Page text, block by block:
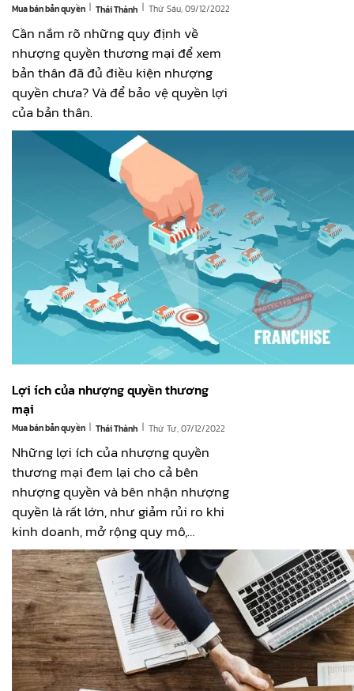
Mua bán bản quyền | Thái Thành | Thứ Sáu, 09/12/2022
Cần nắm rõ những quy định về
nhượng quyền thương mại để xem
bản thân đã đủ điều kiện nhượng
quyền chưa? Và để bảo vệ quyền lợi
của bản thân.
Lợi ích của nhượng quyền thương
mại
Mua bán bản quyền | Thái Thành | Thứ Tư, 07/12/2022
Những lợi ích của nhượng quyền
thương mại đem lại cho cả bên
nhượng quyền và bên nhận nhượng
quyền là rất lớn, như giảm rủi ro khi
kinh doanh, mở rộng quy mô,…